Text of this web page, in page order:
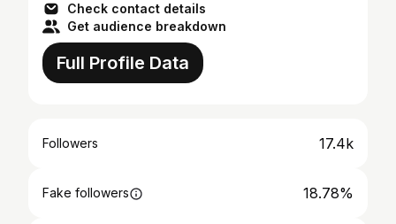
Check contact details
Get audience breakdown
Full Profile Data
Followers 17.4k
Fake followers 18.78%